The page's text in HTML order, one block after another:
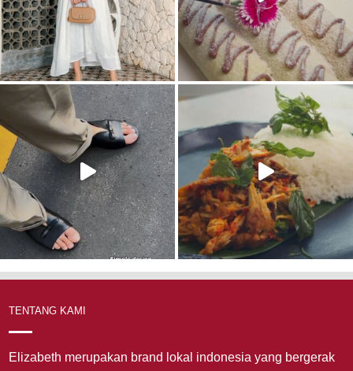
TENTANG KAMI
Elizabeth merupakan brand lokal indonesia yang bergerak